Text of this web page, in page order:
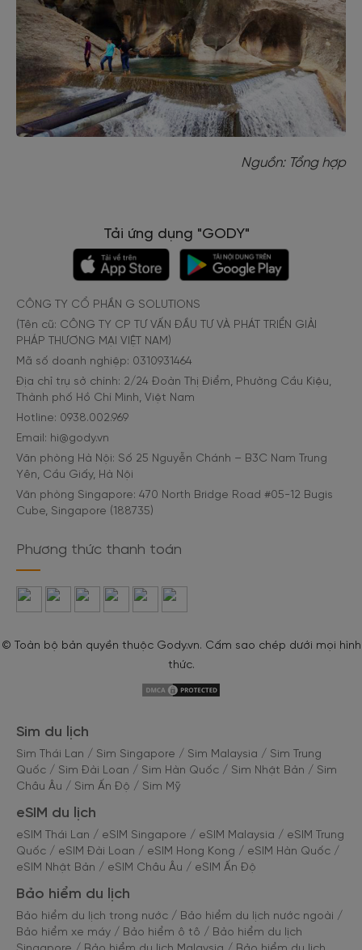
Nguồn: Tổng hợp
Tải ứng dụng "GODY"
CÔNG TY CỔ PHẦN G SOLUTIONS
(Tên cũ: CÔNG TY CP TƯ VẤN ĐẦU TƯ VÀ PHÁT TRIỂN GIẢI
PHÁP THƯƠNG MẠI VIỆT NAM)
Mã số doanh nghiệp: 0310931464
Địa chỉ trụ sở chính: 2/24 Đoàn Thị Điểm, Phường Cầu Kiệu,
Thành phố Hồ Chí Minh, Việt Nam
Hotline: 0938.002.969
Email: hi@gody.vn
Văn phòng Hà Nội: Số 25 Nguyễn Chánh – B3C Nam Trung
Yên, Cầu Giấy, Hà Nội
Văn phòng Singapore: 470 North Bridge Road #05-12 Bugis
Cube, Singapore (188735)
Phương thức thanh toán
© Toàn bộ bản quyền thuộc Gody.vn. Cấm sao chép dưới mọi hình
thức.
Sim du lịch
Sim Thái Lan / Sim Singapore / Sim Malaysia / Sim Trung
Quốc / Sim Đài Loan / Sim Hàn Quốc / Sim Nhật Bản / Sim
Châu Âu / Sim Ấn Độ / Sim Mỹ
eSIM du lịch
eSIM Thái Lan / eSIM Singapore / eSIM Malaysia / eSIM Trung
Quốc / eSIM Đài Loan / eSIM Hong Kong / eSIM Hàn Quốc /
eSIM Nhật Bản / eSIM Châu Âu / eSIM Ấn Độ
Bảo hiểm du lịch
Bảo hiểm du lịch trong nước / Bảo hiểm du lịch nước ngoài /
Bảo hiểm xe máy / Bảo hiểm ô tô / Bảo hiểm du lịch